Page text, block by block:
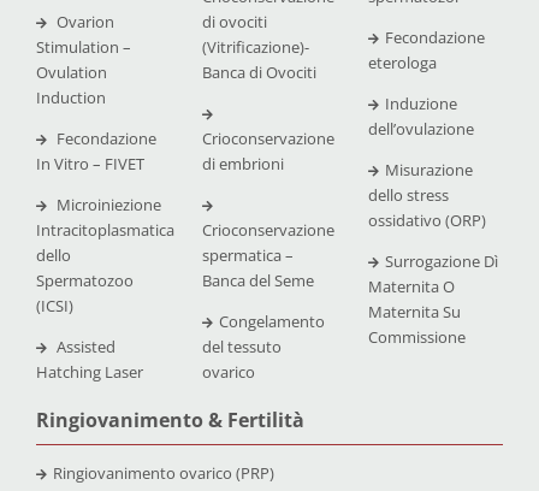
Ovarion
Stimulation –
Ovulation
Induction
Fecondazione
In Vitro – FIVET
Microiniezione
Intracitoplasmatica
dello
Spermatozoo
(ICSI)
Assisted
Hatching Laser
di ovociti
(Vitrificazione)-
Banca di Ovociti
Crioconservazione
di embrioni
Crioconservazione
spermatica –
Banca del Seme
Congelamento
del tessuto
ovarico
Fecondazione
eterologa
Induzione
dell’ovulazione
Misurazione
dello stress
ossidativo (ORP)
Surrogazione Dì
Maternita O
Maternita Su
Commissione
Ringiovanimento & Fertilità
Ringiovanimento ovarico (PRP)